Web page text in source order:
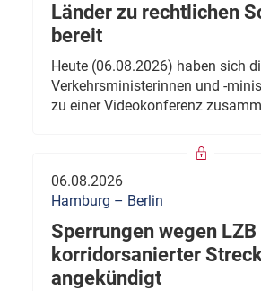
Länder zu rechtlichen
bereit
Heute (06.08.2026) haben sich
Verkehrsministerinnen und -
zu einer Videokonferenz
06.08.2026
Hamburg – Berlin
Sperrungen wegen
korridorsanierter
angekündigt